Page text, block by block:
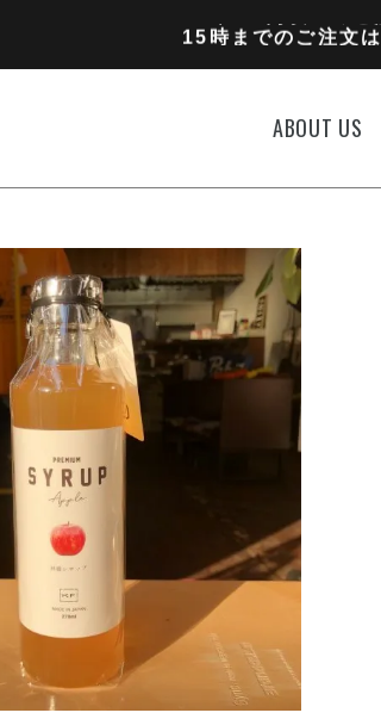
15時までのご注文
ABOUT US